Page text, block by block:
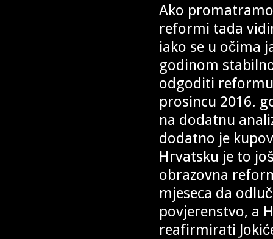
Ako
reformi tada
iako se u očima
godinom
odgoditi
prosincu 2016.
na dodatnu
dodatno je
Hrvatsku je to
obrazovna
mjeseca da
povjerenstvo, a
reafirmirati